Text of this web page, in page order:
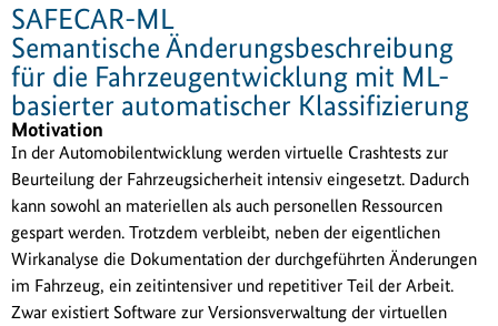
SAFECAR-ML
Semantische Änderungsbeschreibung
für die Fahrzeugentwicklung mit ML-
basierter automatischer Klassifizierung
Motivation
In der Automobilentwicklung werden virtuelle Crashtests zur
Beurteilung der Fahrzeugsicherheit intensiv eingesetzt. Dadurch
kann sowohl an materiellen als auch personellen Ressourcen
gespart werden. Trotzdem verbleibt, neben der eigentlichen
Wirkanalyse die Dokumentation der durchgeführten Änderungen
im Fahrzeug, ein zeitintensiver und repetitiver Teil der Arbeit.
Zwar existiert Software zur Versionsverwaltung der virtuellen